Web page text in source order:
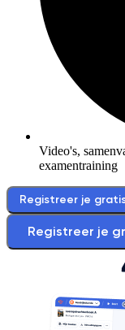
Video's,
examentraining
Registreer je
Registreer je